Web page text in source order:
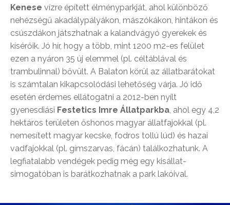
Kenese vízre épített élményparkját, ahol különböző
nehézségű akadálypályákon, mászókákon, hintákon és
csúszdákon játszhatnak a kalandvágyó gyerekek és
kísérőik. Jó hír, hogy a több, mint 1200 m2-es felület
ezen a nyáron 35 új elemmel (pl. céltáblával és
trambulinnal) bővült. A Balaton körül az állatbarátokat
is számtalan kikapcsolódási lehetőség várja. Jó idő
esetén érdemes ellátogatni a 2012-ben nyílt
gyenesdiási Festetics Imre Állatparkba, ahol egy 4,2
hektáros területen őshonos magyar állatfajokkal (pl.
nemesített magyar kecske, fodros tollú lúd) és hazai
vadfajokkal (pl. gímszarvas, fácán) találkozhatunk. A
legfiatalabb vendégek pedig még egy kisállat-
simogatóban is barátkozhatnak a park lakóival.